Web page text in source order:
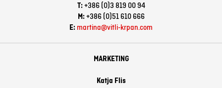
T:+386 (0)3 819 00 94
M:+386 (0)51 610 666
E: martina@vitli-krpan.com
MARKETING
Katja Flis